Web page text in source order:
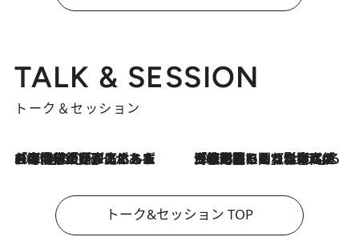
TALK & SESSION
トーク＆セッション
2026.8.3
「今後値上げがあるとすれば…」「リスクがあるのは今年の冬」エネルギー専門家が語る、ホルムズ海峡封鎖が家庭にもたらす“ある心配” 2026.8.3
「住宅建てられない…」「サーチャージ料の高値が続いている」ホルムズ海峡封鎖による影響はいつまで続く？《エネルギー専門家に聞く“どうなる日本の暮らし”》
トーク&セッション TOP